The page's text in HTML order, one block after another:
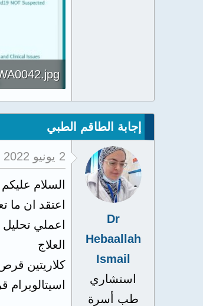
إجابة الطاقم الطبي
Dr
Hebaallah
Ismail
استشاري
طب أسرة
2 يونيو 2022
السلام عليكم
اعتقد ان ما
اعملي تحليل tsh وصورة دم وفيتامين د ونسبه كالسيوم وميكروب حلزوني براز و ige
العلاج
كلاريتين